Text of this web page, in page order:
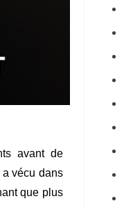
avant de
vécu dans
que plus